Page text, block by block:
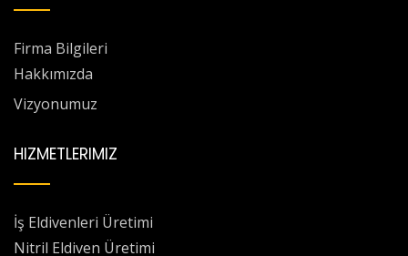
Firma Bilgileri
Hakkımızda
Vizyonumuz
HIZMETLERIMIZ
İş Eldivenleri Üretimi
Nitril Eldiven Üretimi